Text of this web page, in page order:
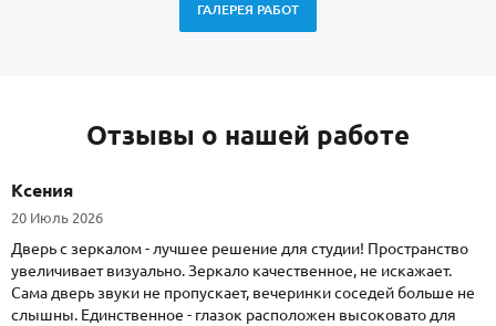
ГАЛЕРЕЯ РАБОТ
Отзывы о нашей работе
Ксения
20 Июль 2026
Дверь с зеркалом - лучшее решение для студии! Пространство
увеличивает визуально. Зеркало качественное, не искажает.
Сама дверь звуки не пропускает, вечеринки соседей больше не
слышны. Единственное - глазок расположен высоковато для